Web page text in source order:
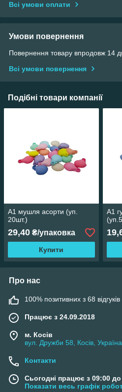
Всі умови оплати
Умови повернення
Повернення товару впродовж 14
Всі умови повернення
Подібні товари компанії
А1 мушля асорти (уп.
20шт.)
29,40 ₴/упаковка
Купити
А1
Про нас
100% позитивних з 68 відгуків
Працює з 24.09.2018
м. Косів
вул. Дружби 58, Косів, Україна
Контакти
Сьогодні працює з 09:00
Показати весь графік